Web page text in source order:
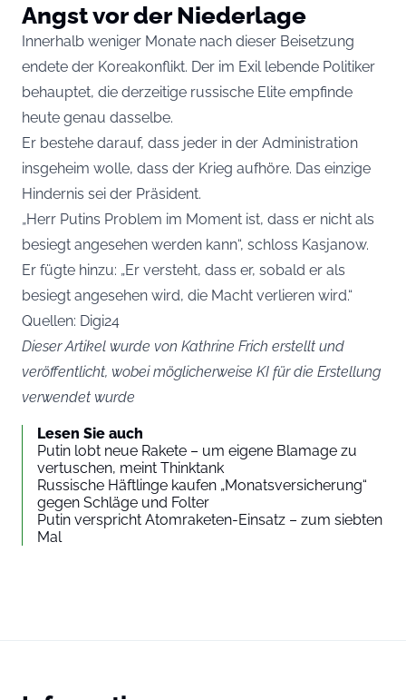
Angst vor der Niederlage
Innerhalb weniger Monate nach dieser Beisetzung
endete der Koreakonflikt. Der im Exil lebende Politiker
behauptet, die derzeitige russische Elite empfinde
heute genau dasselbe.
Er bestehe darauf, dass jeder in der Administration
insgeheim wolle, dass der Krieg aufhöre. Das einzige
Hindernis sei der Präsident.
„Herr Putins Problem im Moment ist, dass er nicht als
besiegt angesehen werden kann“, schloss Kasjanow.
Er fügte hinzu: „Er versteht, dass er, sobald er als
besiegt angesehen wird, die Macht verlieren wird.“
Quellen: Digi24
Dieser Artikel wurde von Kathrine Frich erstellt und
veröffentlicht, wobei möglicherweise KI für die Erstellung
verwendet wurde
Lesen Sie auch
Putin lobt neue Rakete – um eigene Blamage zu
vertuschen, meint Thinktank
Russische Häftlinge kaufen „Monatsversicherung“
gegen Schläge und Folter
Putin verspricht Atomraketen-Einsatz – zum siebten
Mal